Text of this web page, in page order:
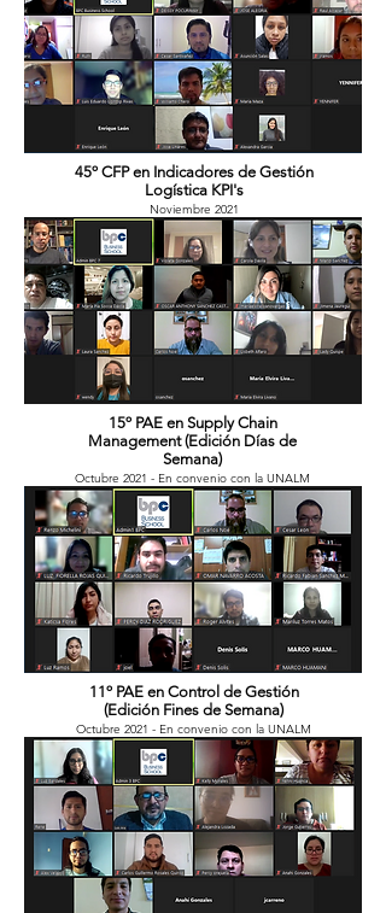
45º CFP en Indicadores de Gestión
Logística KPI's
Noviembre 2021
15º PAE en Supply Chain
Management (Edición Días de
Semana)
Octubre 2021 - En convenio con la UNALM
11º PAE en Control de Gestión
(Edición Fines de Semana)
Octubre 2021 - En convenio con la UNALM